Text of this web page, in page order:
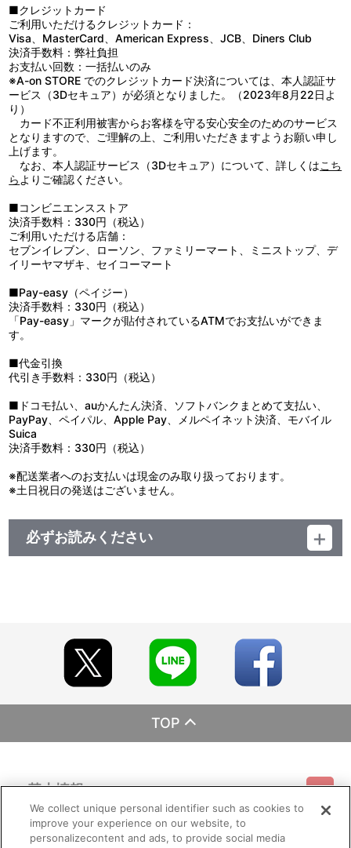
少女とクマのぬいぐるみが握っていた……。
■クレジットカード
ご利用いただけるクレジットカード：
Visa、MasterCard、American Express、JCB、Diners Club
決済手数料：弊社負担
お支払い回数：一括払いのみ
※A-on STORE でのクレジットカード決済については、本人認証サ
ービス（3Dセキュア）が必須となりました。（2023年8月22日よ
り）
カード不正利用被害からお客様を守る安心安全のためのサービス
となりますので、ご理解の上、ご利用いただきますようお願い申し
上げます。
なお、本人認証サービス（3Dセキュア）について、詳しくはこち
ら よりご確認ください。
■コンビニエンスストア
決済手数料：330円（税込）
ご利用いただける店舗：
セブンイレブン、ローソン、ファミリーマート、ミニストップ、デ
イリーヤマザキ、セイコーマート
■Pay-easy（ペイジー）
決済手数料：330円（税込）
「Pay-easy」マークが貼付されているATMでお支払いができま
す。
■代金引換
代引き手数料：330円（税込）
■ドコモ払い、auかんたん決済、ソフトバンクまとめて支払い、
PayPay、ペイパル、Apple Pay、メルペイネット決済、モバイル
Suica
決済手数料：330円（税込）
※配送業者へのお支払いは現金のみ取り扱っております。
※土日祝日の発送はございません。
必ずお読みください
TOP
基本情報
利用規約 特定商取引法に基づく表示 プライバシーポリシー
ご利用情報
We collect unique personal identifier such as cookies to
improve your experience on our website, to
personalizecontent and ads, to provide social media